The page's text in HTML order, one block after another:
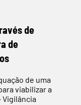
de
de
de uma
viabilizar a
Vigilância